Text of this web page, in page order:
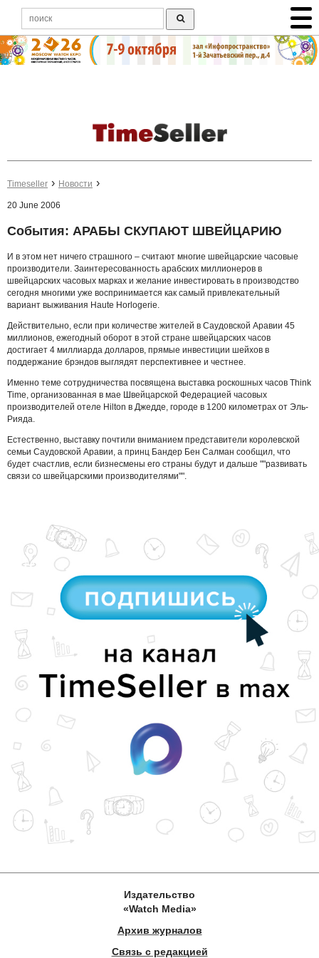
Timeseller Новости
20 June 2006
События: АРАБЫ СКУПАЮТ ШВЕЙЦАРИЮ
И в этом нет ничего страшного – считают многие швейцарские часовые
производители. Заинтересованность арабских миллионеров в
швейцарских часовых марках и желание инвестировать в производство
сегодня многими уже воспринимается как самый привлекательный
вариант выживания Haute Horlogerie.
Действительно, если при количестве жителей в Саудовской Аравии 45
миллионов, ежегодный оборот в этой стране швейцарских часов
достигает 4 миллиарда долларов, прямые инвестиции шейхов в
поддержание брэндов выглядят перспективнее и честнее.
Именно теме сотрудничества посвящена выставка роскошных часов Think
Time, организованная в мае Швейцарской Федерацией часовых
производителей отеле Hilton в Джедде, городе в 1200 километрах от Эль-
Рияда.
Естественно, выставку почтили вниманием представители королевской
семьи Саудовской Аравии, а принц Бандер Бен Салман сообщил, что
будет счастлив, если бизнесмены его страны будут и дальше ""развивать
связи со швейцарскими производителями"".
Издательство
«Watch Media»
Архив журналов
Связь с редакцией